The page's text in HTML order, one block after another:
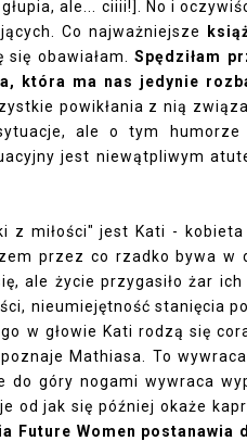
ale... ciiii!]. No i
Co najważniejsze
obawiałam.
Spędziłam
która ma nas jedynie
powikłania z nią
ale o tym
jest niewątpliwym
z miłości" jest Kati -
przez co rzadko bywa w
ale życie przygasiło żar
nieumiejętność stanięcia
w głowie Kati rodzą się
Mathiasa. To
góry nogami wywraca
od jak się później okaże
Future Women postanawia